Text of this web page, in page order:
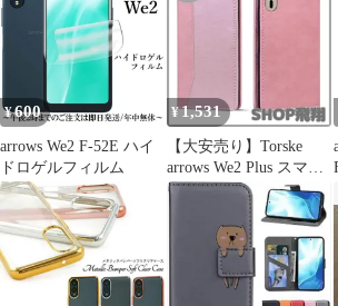
FCG01 赤 青 茶 レッド
ブルー ブラウン オレン
ジ A101FC ボタン式 送
グリーン ブラック 緑
黒 A101FC スマホケー
ス レザー 送料無料
¥600
arrows We2 F-52E ハイ
ドロゲルフィルム
¥1,531
【大安売り】Torske
arrows We2 Plus スマホ
ケース arrows We2 Plus
F-51E ケース アローズ
WE2プラス カバー 内
蔵マグネット開閉式 ベ
ルトなし カードポケッ
ト Arrows F-51E ケース